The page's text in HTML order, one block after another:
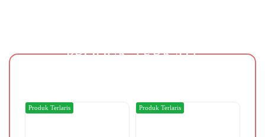
PRODUK TERKAIT
Produk Terlaris Produk Terlaris